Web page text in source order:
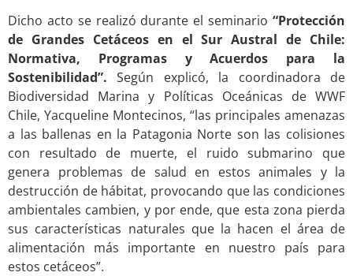
Dicho acto se realizó durante el seminario “Protección
de Grandes Cetáceos en el Sur Austral de Chile:
Normativa, Programas y Acuerdos para la
Sostenibilidad”.Según explicó, la coordinadora de
Biodiversidad Marina y Políticas Oceánicas de WWF
Chile, Yacqueline Montecinos, “las principales amenazas
a las ballenas en la Patagonia Norte son las colisiones
con resultado de muerte, el ruido submarino que
genera problemas de salud en estos animales y la
destrucción de hábitat, provocando que las condiciones
ambientales cambien, y por ende, que esta zona pierda
sus características naturales que la hacen el área de
alimentación más importante en nuestro país para
estos cetáceos”.